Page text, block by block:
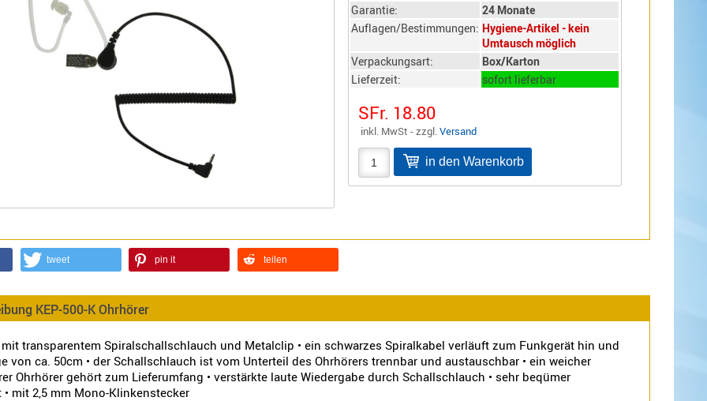
Garantie:
24 Monate
Auflagen/Bestimmungen: Hygiene-Artikel - kein
Umtausch möglich
Verpackungsart:
Box/Karton
Lieferzeit:
sofort lieferbar
SFr. 18.80
inkl. MwSt - zzgl.Versand
tweet pin it teilen
KEP-500-K Ohrhörer
transparentem Spiralschallschlauch und Metalclip • ein schwarzes Spiralkabel verläuft zum Funkgerät hin und
von ca. 50cm • der Schallschlauch ist vom Unterteil des Ohrhörers trennbar und austauschbar • ein weicher
Ohrhörer gehört zum Lieferumfang • verstärkte laute Wiedergabe durch Schallschlauch • sehr beqümer
mit 2,5 mm Mono-Klinkenstecker